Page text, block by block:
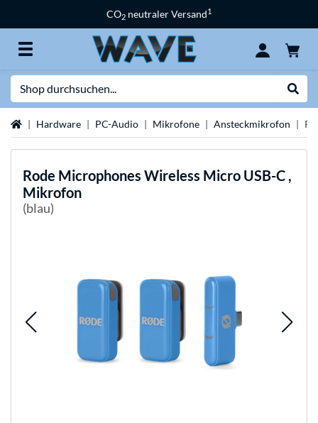
CO2 neutraler Versand1
StartseiteHardware PC-Audio Mikrofone Ansteckmikrofon
Rode Microphones Wireless Micro USB-C ,
Mikrofon
(blau)